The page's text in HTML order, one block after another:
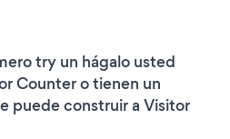
try un hágalo usted
Counter o tienen un
puede construir a Visitor